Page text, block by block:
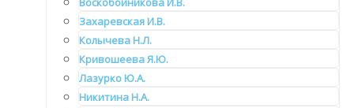
Захаревская И.В.
Колычева Н.Л.
Кривошеева Я.Ю.
Лазурко Ю.А.
Никитина Н.А.